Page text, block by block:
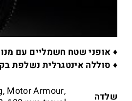
♦ אופני שטח חשמליים עם מנוע בוש קל יותר, קטן
♦ סוללה אינטגרלית נשלפת
שלדה
Motor Armour,